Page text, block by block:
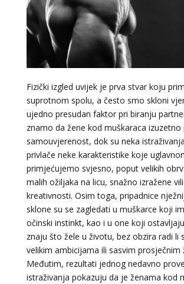
Fizički izgled uvijek je prva stvar koju
suprotnom spolu, a često smo skloni
ujedno presudan faktor pri biranju
znamo da žene kod muškaraca izuzetno
samouvjerenost, dok su neka
privlače neke karakteristike koje
primjećujemo svjesno, poput velikih
malih ožiljaka na licu, snažno izražene
kreativnosti. Osim toga, pripadnice
sklone su se zagledati u muškarce koji
očinski instinkt, kao i u one koji
znaju što žele u životu, bez obzira radi li
velikim ambicijama ili sasvim prosječnim
Međutim, rezultati jednog nedavno
istraživanja pokazuju da je ženama kod
LUCIJA
/ Kod #136
Tarot savjetnik je zauzet
sudbinske karte, anđeoske
Broj tel: 064/600-600
tel:0,93€ - mob:1,12€ min